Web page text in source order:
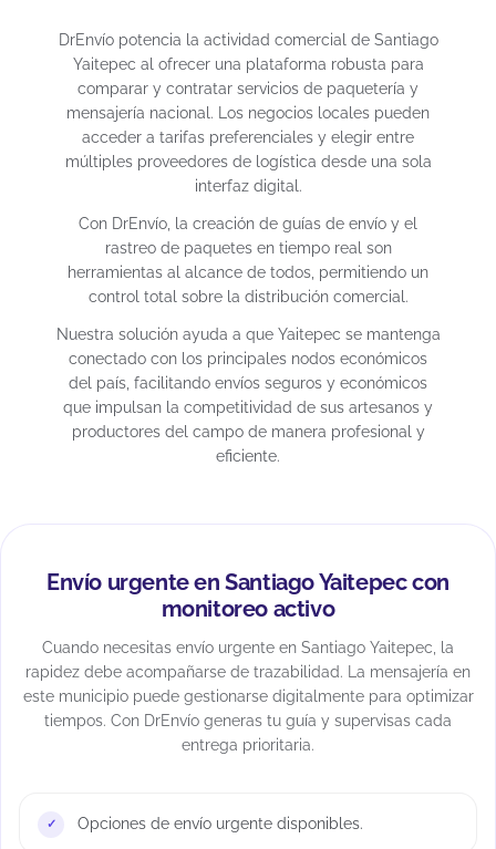
DrEnvío potencia la actividad comercial de Santiago
Yaitepec al ofrecer una plataforma robusta para
comparar y contratar servicios de paquetería y
mensajería nacional. Los negocios locales pueden
acceder a tarifas preferenciales y elegir entre
múltiples proveedores de logística desde una sola
interfaz digital.
Con DrEnvío, la creación de guías de envío y el
rastreo de paquetes en tiempo real son
herramientas al alcance de todos, permitiendo un
control total sobre la distribución comercial.
Nuestra solución ayuda a que Yaitepec se mantenga
conectado con los principales nodos económicos
del país, facilitando envíos seguros y económicos
que impulsan la competitividad de sus artesanos y
productores del campo de manera profesional y
eficiente.
Envío urgente en Santiago Yaitepec con
monitoreo activo
Cuando necesitas envío urgente en Santiago Yaitepec, la
rapidez debe acompañarse de trazabilidad. La mensajería en
este municipio puede gestionarse digitalmente para optimizar
tiempos. Con DrEnvío generas tu guía y supervisas cada
entrega prioritaria.
Opciones de envío urgente disponibles.